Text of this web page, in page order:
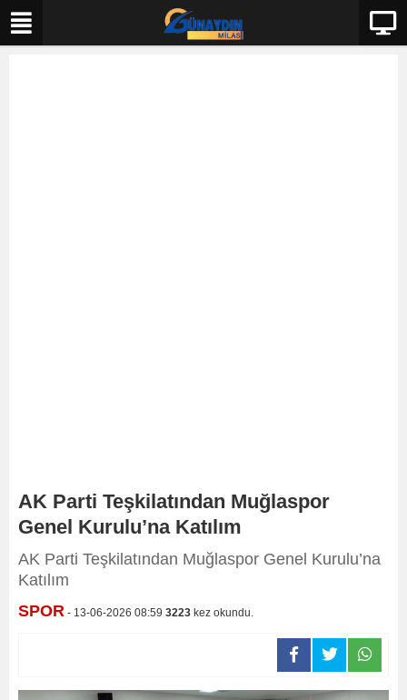
AK Parti Teşkilatından Muğlaspor
Genel Kurulu’na Katılım
AK Parti Teşkilatından Muğlaspor Genel Kurulu’na
Katılım
SPOR - 13-06-2026 08:59 3223 kez okundu.